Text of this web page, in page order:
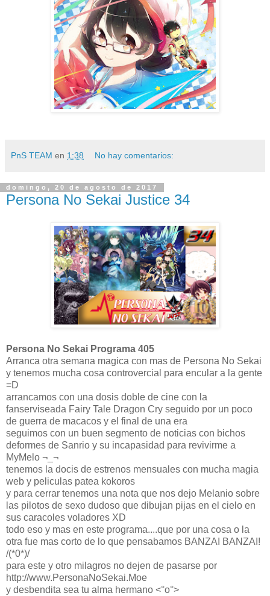
PnS TEAM en 1:38 No hay comentarios:
domingo, 20 de agosto de 2017
Persona No Sekai Justice 34
Persona No Sekai Programa 405
Arranca otra semana magica con mas de Persona No Sekai
y tenemos mucha cosa controvercial para encular a la gente
=D
arrancamos con una dosis doble de cine con la
fanserviseada Fairy Tale Dragon Cry seguido por un poco
de guerra de macacos y el final de una era
seguimos con un buen segmento de noticias con bichos
deformes de Sanrio y su incapasidad para revivirme a
MyMelo ¬_¬
tenemos la docis de estrenos mensuales con mucha magia
web y peliculas patea kokoros
y para cerrar tenemos una nota que nos dejo Melanio sobre
las pilotos de sexo dudoso que dibujan pijas en el cielo en
sus caracoles voladores XD
todo eso y mas en este programa....que por una cosa o la
otra fue mas corto de lo que pensabamos BANZAI BANZAI!
/(*0*)/
para este y otro milagros no dejen de pasarse por
http://www.PersonaNoSekai.Moe
y desbendita sea tu alma hermano <°o°>